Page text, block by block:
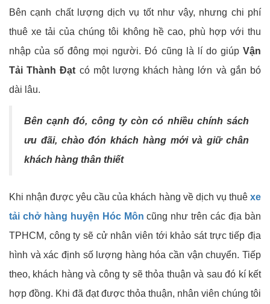
Bên cạnh chất lượng dịch vụ tốt như vậy, nhưng chi phí
thuê xe tải của chúng tôi không hề cao, phù hợp với thu
nhập của số đông mọi người. Đó cũng là lí do giúp Vận
Tải Thành Đạt có một lượng khách hàng lớn và gắn bó
dài lâu.
Bên cạnh đó, công ty còn có nhiều chính sách
ưu đãi, chào đón khách hàng mới và giữ chân
khách hàng thân thiết
Khi nhận được yêu cầu của khách hàng về dịch vụ thuê xe
tải chở hàng huyện Hóc Môn cũng như trên các địa bàn
TPHCM, công ty sẽ cử nhân viên tới khảo sát trực tiếp địa
hình và xác định số lượng hàng hóa cần vận chuyển. Tiếp
theo, khách hàng và công ty sẽ thỏa thuận và sau đó kí kết
hợp đồng. Khi đã đạt được thỏa thuận, nhân viên chúng tôi